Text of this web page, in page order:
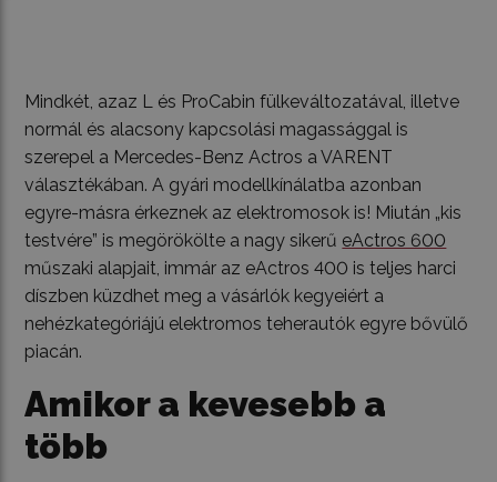
Mindkét, azaz L és ProCabin fülkeváltozatával, illetve
normál és alacsony kapcsolási magassággal is
szerepel a Mercedes-Benz Actros a VARENT
választékában. A gyári modellkínálatba azonban
egyre-másra érkeznek az elektromosok is! Miután „kis
testvére” is megörökölte a nagy sikerű eActros 600
műszaki alapjait, immár az eActros 400 is teljes harci
díszben küzdhet meg a vásárlók kegyeiért a
nehézkategóriájú elektromos teherautók egyre bővülő
piacán.
Amikor a kevesebb a
több